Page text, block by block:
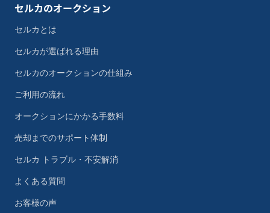
セルカのオークション
セルカとは
セルカが選ばれる理由
セルカのオークションの仕組み
ご利用の流れ
オークションにかかる手数料
売却までのサポート体制
セルカ トラブル・不安解消
よくある質問
お客様の声